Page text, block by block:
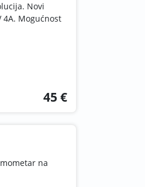
Novi
Mogućnost
45 €
na